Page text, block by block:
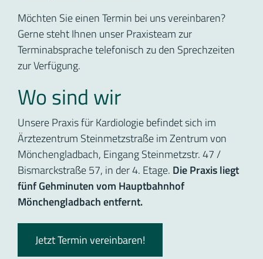
Möchten Sie einen Termin bei uns vereinbaren?
Gerne steht Ihnen unser Praxisteam zur
Terminabsprache telefonisch zu den Sprechzeiten
zur Verfügung.
Wo sind wir
Unsere Praxis für Kardiologie befindet sich im
Ärztezentrum Steinmetzstraße im Zentrum von
Mönchengladbach, Eingang Steinmetzstr. 47 /
Bismarckstraße 57, in der 4. Etage. Die Praxis liegt
fünf Gehminuten vom Hauptbahnhof
Mönchengladbach entfernt.
Jetzt Termin vereinbaren!